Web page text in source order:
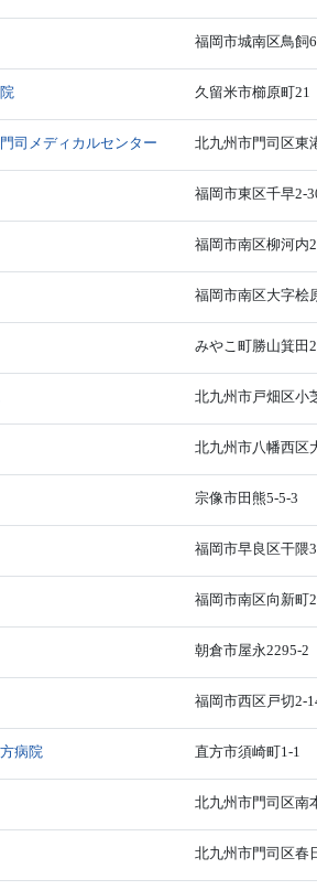
福岡市城南区鳥飼
久留米市櫛原町21
メディカルセンター 北九州市門司区東
福岡市東区千早2-
福岡市南区柳河内
福岡市南区大字桧
みやこ町勝山箕田
北九州市戸畑区小
北九州市八幡西区
宗像市田熊5-5-3
福岡市早良区干隈
福岡市南区向新町
朝倉市屋永2295-2
福岡市西区戸切2-
病院 直方市須崎町1-1
北九州市門司区南
北九州市門司区春